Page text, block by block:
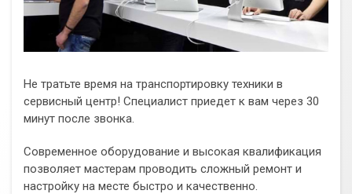
Не тратьте время на транспортировку техники в
сервисный центр! Специалист приедет к вам через 30
минут после звонка.
Современное оборудование и высокая квалификация
позволяет мастерам проводить сложный ремонт и
настройку на месте быстро и качественно.